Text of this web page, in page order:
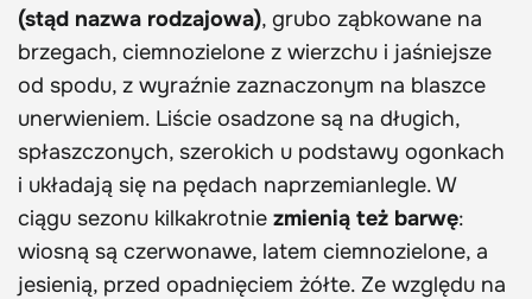
(stąd nazwa rodzajowa), grubo ząbkowane na
brzegach, ciemnozielone z wierzchu i jaśniejsze
od spodu, z wyraźnie zaznaczonym na blaszce
unerwieniem. Liście osadzone są na długich,
spłaszczonych, szerokich u podstawy ogonkach
i układają się na pędach naprzemianlegle. W
ciągu sezonu kilkakrotnie zmienią też barwę:
wiosną są czerwonawe, latem ciemnozielone, a
jesienią, przed opadnięciem żółte. Ze względu na